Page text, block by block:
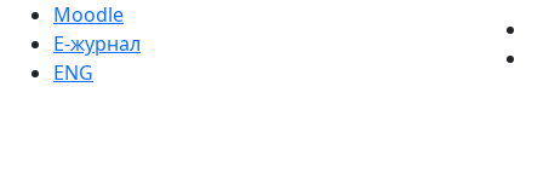
Moodle
Е-журнал
ENG